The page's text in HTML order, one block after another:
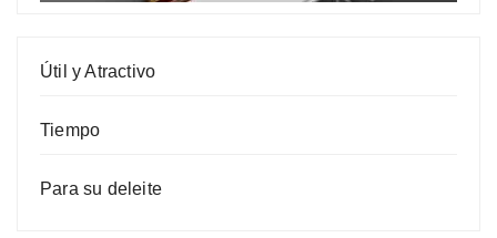
Útil y Atractivo
Tiempo
Para su deleite